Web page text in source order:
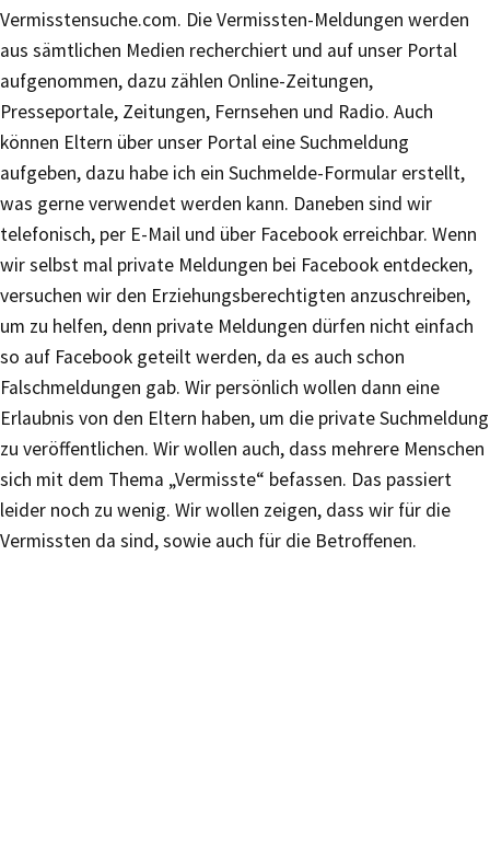
Vermisstensuche.com. Die Vermissten-Meldungen werden
aus sämtlichen Medien recherchiert und auf unser Portal
aufgenommen, dazu zählen Online-Zeitungen,
Presseportale, Zeitungen, Fernsehen und Radio. Auch
können Eltern über unser Portal eine Suchmeldung
aufgeben, dazu habe ich ein Suchmelde-Formular erstellt,
was gerne verwendet werden kann. Daneben sind wir
telefonisch, per E-Mail und über Facebook erreichbar. Wenn
wir selbst mal private Meldungen bei Facebook entdecken,
versuchen wir den Erziehungsberechtigten anzuschreiben,
um zu helfen, denn private Meldungen dürfen nicht einfach
so auf Facebook geteilt werden, da es auch schon
Falschmeldungen gab. Wir persönlich wollen dann eine
Erlaubnis von den Eltern haben, um die private Suchmeldung
zu veröffentlichen. Wir wollen auch, dass mehrere Menschen
sich mit dem Thema „Vermisste“ befassen. Das passiert
leider noch zu wenig. Wir wollen zeigen, dass wir für die
Vermissten da sind, sowie auch für die Betroffenen.